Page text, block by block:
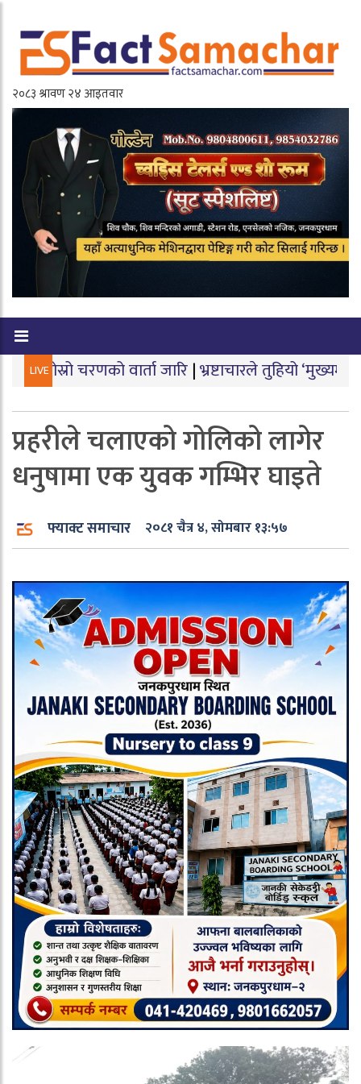
LIVE
वार्ता जारि|भ्रष्टाचारले तुहियो ‘मुख्यमन्त्री बेटी
प्रहरीले चलाएको गोलिको लागेर
धनुषामा एक युवक गम्भिर घाइते
फ्याक्ट समाचार २०८१ चैत्र ४, सोमबार १३:५७